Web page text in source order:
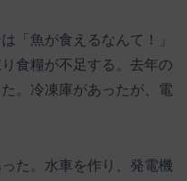
「魚が食えるなんて！」
食糧が不足する。去年の
。冷凍庫があったが、電
た。水車を作り、発電機